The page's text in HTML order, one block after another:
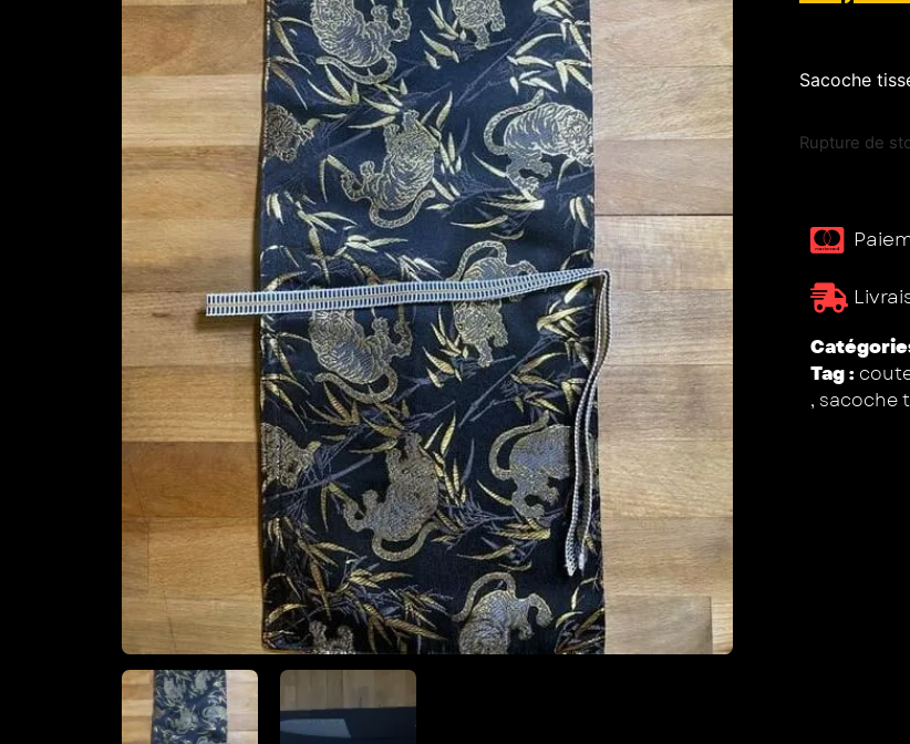
Sacoche
Rupture de
Tag :
, sacoche